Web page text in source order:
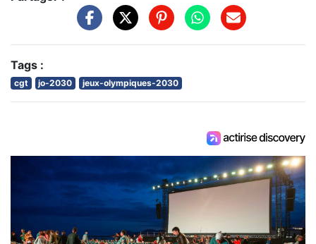
Tags :
cgt jo-2030 jeux-olympiques-2030